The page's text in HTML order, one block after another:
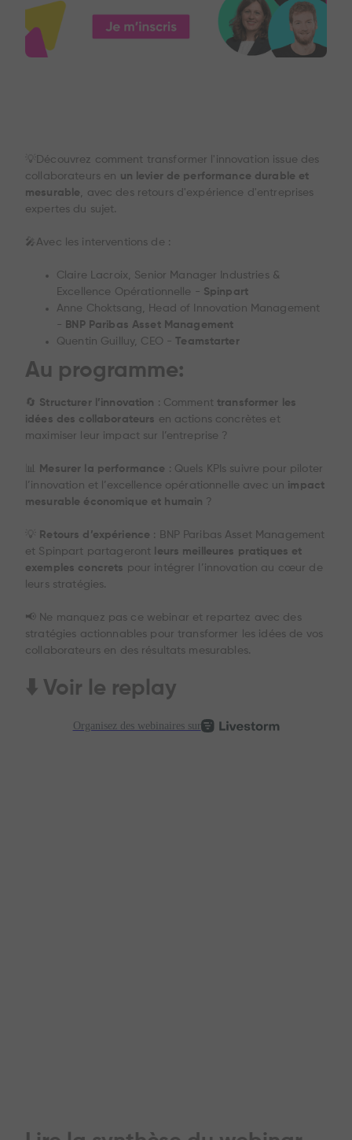
💡Découvrez comment transformer l'innovation issue des
collaborateurs en un levier de performance durable et
mesurable , avec des retours d'expérience d'entreprises
expertes du sujet.
🎤Avec les interventions de :
Claire Lacroix, Senior Manager Industries &
Excellence Opérationnelle - Spinpart
Anne Choktsang, Head of Innovation Management
- BNP Paribas Asset Management
Quentin Guilluy, CEO -Teamstarter
Au programme:
🔄 Structurer l’innovation : Comment transformer les
idées des collaborateurs en actions concrètes et
maximiser leur impact sur l’entreprise ?
📊 Mesurer la performance : Quels KPIs suivre pour piloter
l’innovation et l’excellence opérationnelle avec un impact
mesurable économique et humain ?
💡 Retours d’expérience : BNP Paribas Asset Management
et Spinpart partageront
leurs meilleures pratiques et
exemples concrets pour intégrer l’innovation au cœur de
leurs stratégies.
📢 Ne manquez pas ce webinar et repartez avec des
stratégies actionnables pour transformer les idées de vos
collaborateurs en des résultats mesurables.
⬇️ Voir le replay